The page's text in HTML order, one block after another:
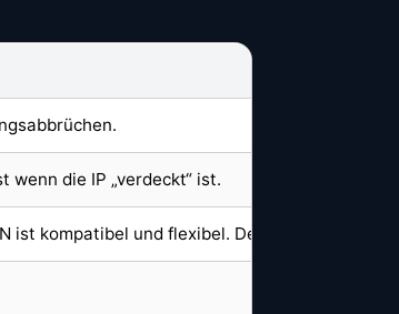
die IP „verdeckt“ ist.
ist kompatibel und flexibel. Details in